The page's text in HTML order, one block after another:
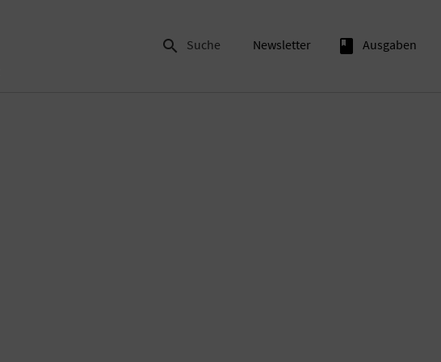
 Suche Newsletter book Ausgaben